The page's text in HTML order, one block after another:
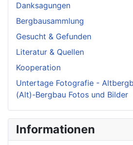
Danksagungen
Bergbausammlung
Gesucht & Gefunden
Literatur & Quellen
Kooperation
Untertage Fotografie -
(Alt)-Bergbau Fotos und Bilder
Informationen